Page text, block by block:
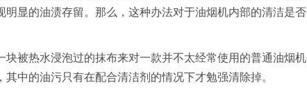
明显的油渍存留。那么，这种办法对于油烟机内部的清洁是否
块被热水浸泡过的抹布来对一款并不太经常使用的普通油烟机
中的油污只有在配合清洁剂的情况下才勉强清除掉。